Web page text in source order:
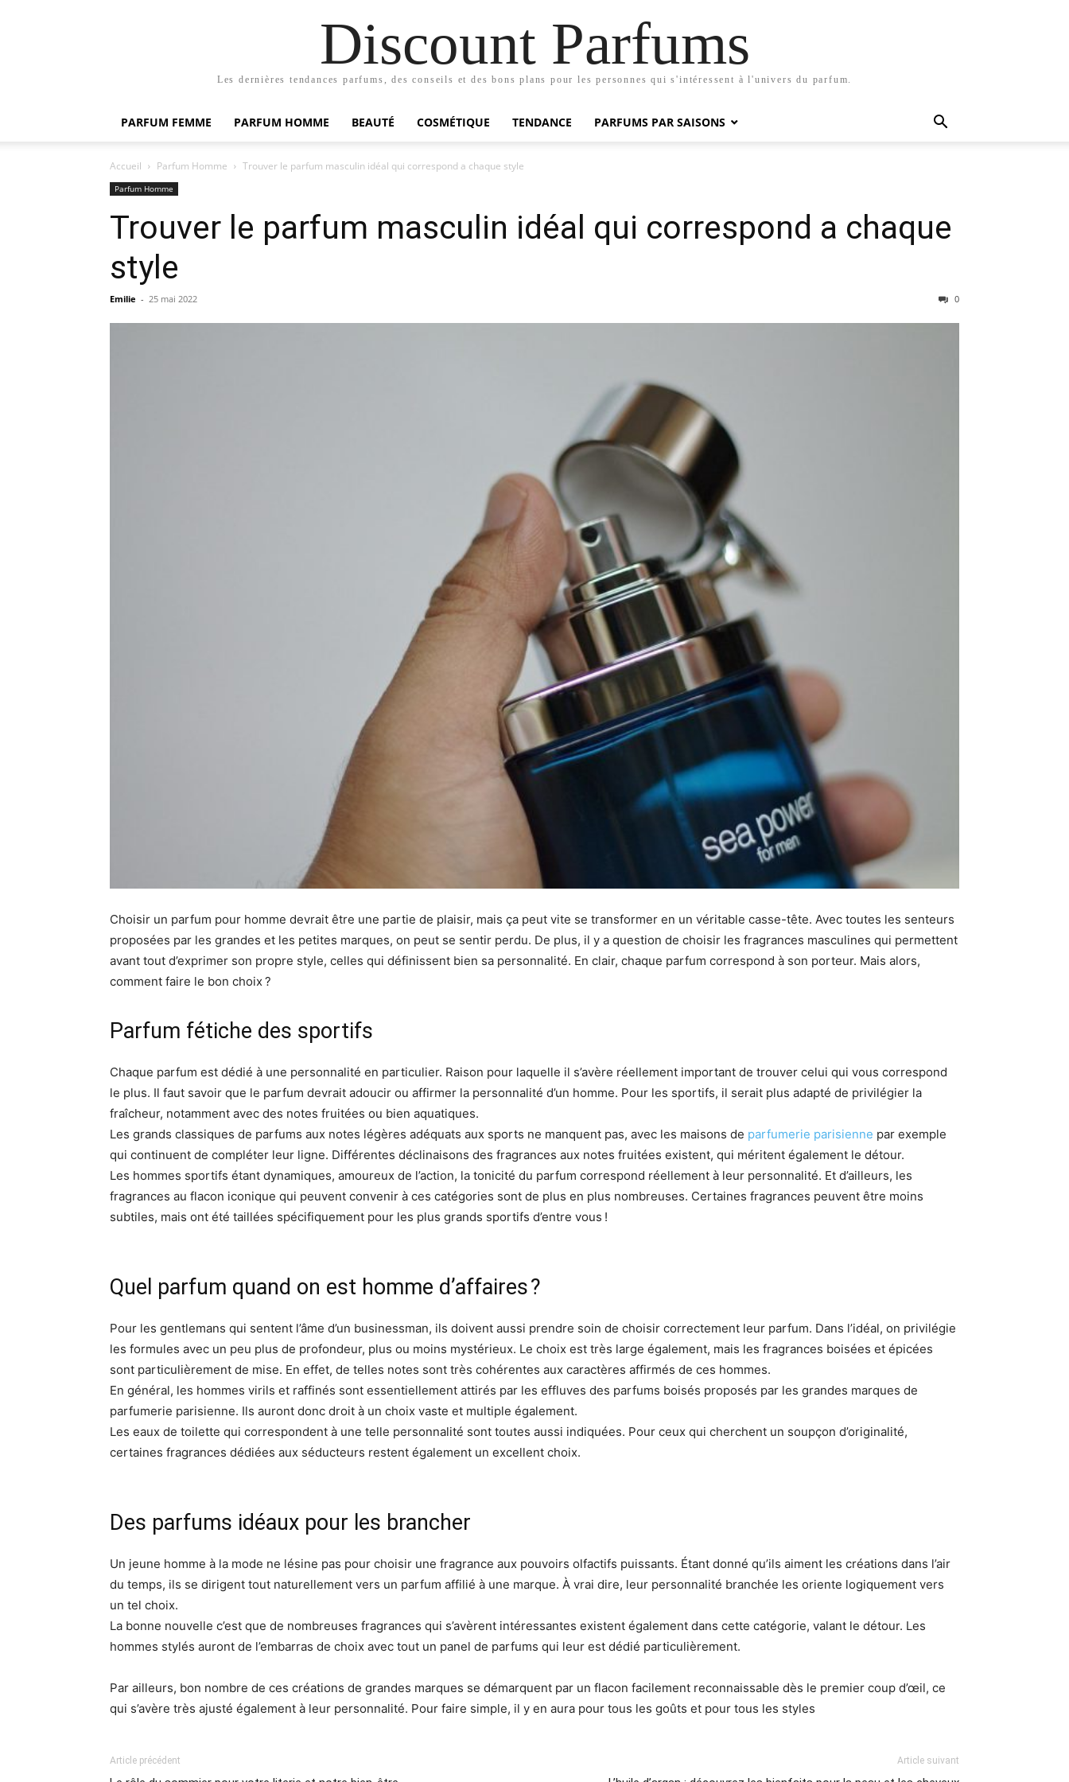
Discount Parfums
Les dernières tendances parfums, des conseils et des bons plans pour les personnes qui s'intéressent à l'univers du parfum.
PARFUM FEMME PARFUM HOMME BEAUTÉ COSMÉTIQUE TENDANCE PARFUMS PAR SAISONS
Accueil Parfum Homme Trouver le parfum masculin idéal qui correspond a chaque style
Parfum Homme
Trouver le parfum masculin idéal qui correspond a chaque
style
Emilie - 25 mai 2022 0
Choisir un parfum pour homme devrait être une partie de plaisir, mais ça peut vite se transformer en un véritable casse-tête. Avec toutes les senteurs
proposées par les grandes et les petites marques, on peut se sentir perdu. De plus, il y a question de choisir les fragrances masculines qui permettent
avant tout d’exprimer son propre style, celles qui définissent bien sa personnalité. En clair, chaque parfum correspond à son porteur. Mais alors,
comment faire le bon choix ?
Parfum fétiche des sportifs
Chaque parfum est dédié à une personnalité en particulier. Raison pour laquelle il s’avère réellement important de trouver celui qui vous correspond
le plus. Il faut savoir que le parfum devrait adoucir ou affirmer la personnalité d’un homme. Pour les sportifs, il serait plus adapté de privilégier la
fraîcheur, notamment avec des notes fruitées ou bien aquatiques.
Les grands classiques de parfums aux notes légères adéquats aux sports ne manquent pas, avec les maisons de parfumerie parisienne par exemple
qui continuent de compléter leur ligne. Différentes déclinaisons des fragrances aux notes fruitées existent, qui méritent également le détour.
Les hommes sportifs étant dynamiques, amoureux de l’action, la tonicité du parfum correspond réellement à leur personnalité. Et d’ailleurs, les
fragrances au flacon iconique qui peuvent convenir à ces catégories sont de plus en plus nombreuses. Certaines fragrances peuvent être moins
subtiles, mais ont été taillées spécifiquement pour les plus grands sportifs d’entre vous !
Quel parfum quand on est homme d’affaires ?
Pour les gentlemans qui sentent l’âme d’un businessman, ils doivent aussi prendre soin de choisir correctement leur parfum. Dans l’idéal, on privilégie
les formules avec un peu plus de profondeur, plus ou moins mystérieux. Le choix est très large également, mais les fragrances boisées et épicées
sont particulièrement de mise. En effet, de telles notes sont très cohérentes aux caractères affirmés de ces hommes.
En général, les hommes virils et raffinés sont essentiellement attirés par les effluves des parfums boisés proposés par les grandes marques de
parfumerie parisienne. Ils auront donc droit à un choix vaste et multiple également.
Les eaux de toilette qui correspondent à une telle personnalité sont toutes aussi indiquées. Pour ceux qui cherchent un soupçon d’originalité,
certaines fragrances dédiées aux séducteurs restent également un excellent choix.
Des parfums idéaux pour les brancher
Un jeune homme à la mode ne lésine pas pour choisir une fragrance aux pouvoirs olfactifs puissants. Étant donné qu’ils aiment les créations dans l’air
du temps, ils se dirigent tout naturellement vers un parfum affilié à une marque. À vrai dire, leur personnalité branchée les oriente logiquement vers
un tel choix.
La bonne nouvelle c’est que de nombreuses fragrances qui s’avèrent intéressantes existent également dans cette catégorie, valant le détour. Les
hommes stylés auront de l’embarras de choix avec tout un panel de parfums qui leur est dédié particulièrement.
Par ailleurs, bon nombre de ces créations de grandes marques se démarquent par un flacon facilement reconnaissable dès le premier coup d’œil, ce
qui s’avère très ajusté également à leur personnalité. Pour faire simple, il y en aura pour tous les goûts et pour tous les styles
Article précédent Article suivant